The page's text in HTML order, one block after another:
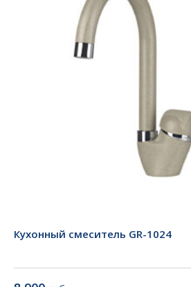
Кухонный смеситель GR-1024